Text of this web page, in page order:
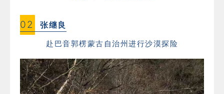
02 张继良
赴巴音郭楞蒙古自治州进行沙漠探险